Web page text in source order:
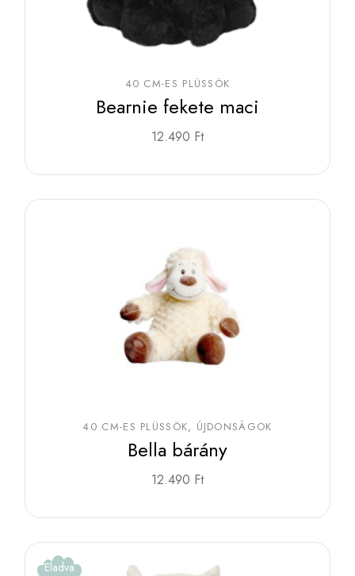
40 CM-ES PLÜSSÖK
Bearnie fekete maci
12.490 Ft
40 CM-ES PLÜSSÖK ÚJDONSÁGOK
Bella bárány
12.490 Ft
Eladva